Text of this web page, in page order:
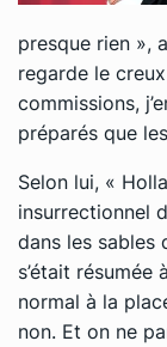
presque rien »,
regarde le
commissions,
préparés que
Selon lui, «
insurrectionnel
dans les sables
s’était résumée
normal à la
non. Et on ne